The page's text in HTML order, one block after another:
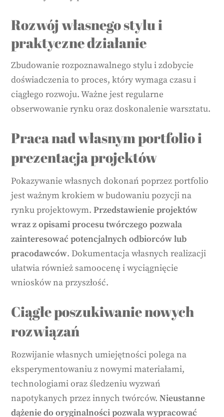
Rozwój własnego stylu i
praktyczne działanie
Zbudowanie rozpoznawalnego stylu i zdobycie
doświadczenia to proces, który wymaga czasu i
ciągłego rozwoju. Ważne jest regularne
obserwowanie rynku oraz doskonalenie warsztatu.
Praca nad własnym portfolio i
prezentacja projektów
Pokazywanie własnych dokonań poprzez portfolio
jest ważnym krokiem w budowaniu pozycji na
rynku projektowym.Przedstawienie projektów
wraz z opisami procesu twórczego pozwala
zainteresować potencjalnych odbiorców lub
pracodawców. Dokumentacja własnych realizacji
ułatwia również samoocenę i wyciągnięcie
wniosków na przyszłość.
Ciągłe poszukiwanie nowych
rozwiązań
Rozwijanie własnych umiejętności polega na
eksperymentowaniu z nowymi materiałami,
technologiami oraz śledzeniu wyzwań
napotykanych przez innych twórców.Nieustanne
dążenie do oryginalności pozwala wypracować